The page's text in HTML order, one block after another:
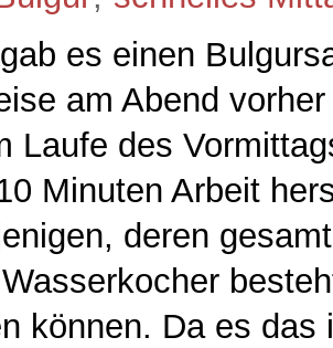
es einen
am Abend
Laufe des
Minuten Arbeit
deren
können. Da es das